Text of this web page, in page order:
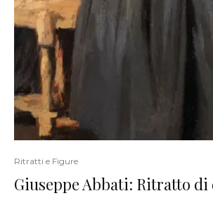
Ritratti e Figure
Giuseppe Abbati: Ritratto di